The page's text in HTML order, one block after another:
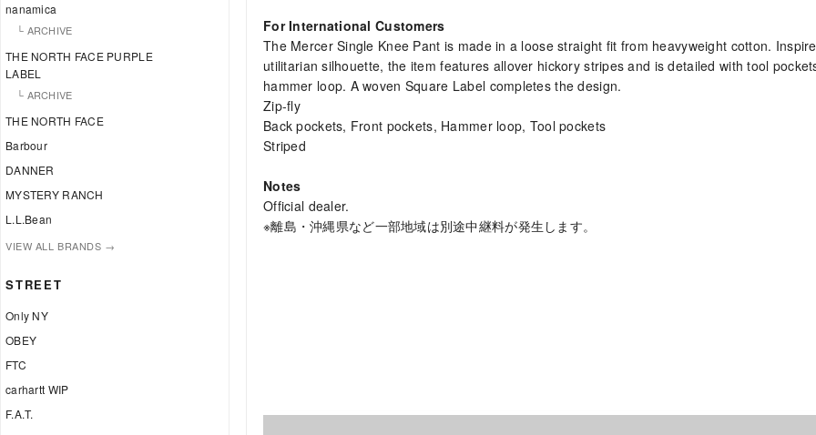
nanamica
└ ARCHIVE
THE NORTH FACE PURPLE
LABEL
└ ARCHIVE
THE NORTH FACE
Barbour
DANNER
MYSTERY RANCH
L.L.Bean
VIEW ALL BRANDS →
STREET
Only NY
OBEY
FTC
carhartt WIP
F.A.T.
For International Customers
The Mercer Single Knee Pant is made in a loose straight fit from heavyweight cotton.
utilitarian silhouette, the item features allover hickory stripes and is detailed with tool
hammer loop. A woven Square Label completes the design.
Zip-fly
Back pockets, Front pockets, Hammer loop, Tool pockets
Striped
Notes
Official dealer.
※離島・沖縄県など一部地域は別途中継料が発生します。